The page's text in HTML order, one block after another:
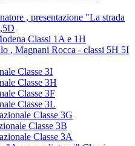
, presentazione "La strada
Classi 1A e 1H
, Magnani Rocca - classi 5H 5I
Classe 3I
Classe 3H
Classe 3F
Classe 3L
Classe 3G
Classe 3B
Classe 3A